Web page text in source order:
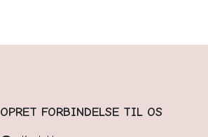
OPRET FORBINDELSE TIL OS